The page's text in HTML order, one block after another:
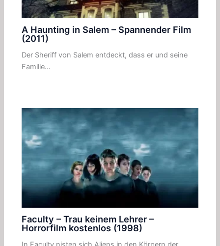
A Haunting in Salem – Spannender Film
(2011)
Der Sheriff von Salem entdeckt, dass er und seine
Familie…
Faculty – Trau keinem Lehrer –
Horrorfilm kostenlos (1998)